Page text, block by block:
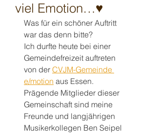
viel Emotion…♥️
Was für ein schöner Auftritt
war das denn bitte?
Ich durfte heute bei einer
Gemeindefreizeit auftreten
von der CVJM-Gemeinde
e/motion aus Essen.
Prägende Mitglieder dieser
Gemeinschaft sind meine
Freunde und langjährigen
Musikerkollegen Ben Seipel